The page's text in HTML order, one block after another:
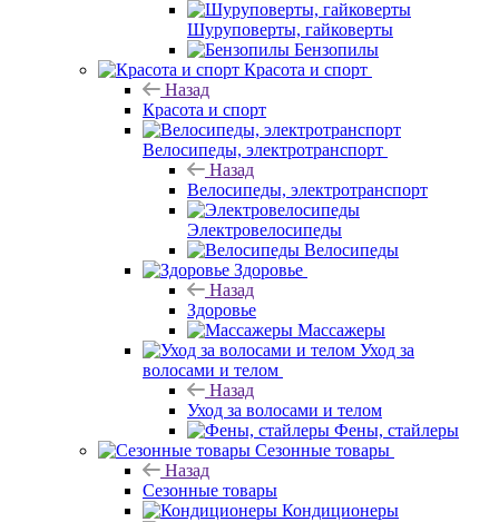
Шуруповерты, гайковерты
Бензопилы
Красота и спорт
Назад
Красота и спорт
Велосипеды, электротранспорт
Назад
Велосипеды, электротранспорт
Электровелосипеды
Велосипеды
Здоровье
Назад
Здоровье
Массажеры
Уход за
волосами и телом
Назад
Уход за волосами и телом
Фены, стайлеры
Сезонные товары
Назад
Сезонные товары
Кондиционеры